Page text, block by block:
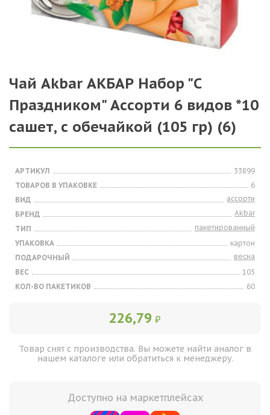
Чай Akbar АКБАР Набор "С
Праздником" Ассорти 6 видов *10
сашет, с обечайкой (105 гр) (6)
АРТИКУЛ
33899
ТОВАРОВ В УПАКОВКЕ
6
ВИД
ассорти
БРЕНД
Akbar
ТИП
пакетированный
УПАКОВКА
картон
ПОДАРОЧНЫЙ
весна
ВЕС
105
КОЛ-ВО ПАКЕТИКОВ
60
226,79 ₽
Товар снят с производства. Вы можете найти аналог в
нашем каталоге или обратиться к менеджеру.
Доступно на маркетплейсах